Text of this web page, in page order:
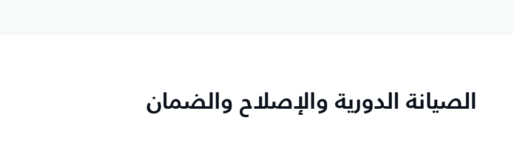
الصيانة الدورية والإصلاح والضمان